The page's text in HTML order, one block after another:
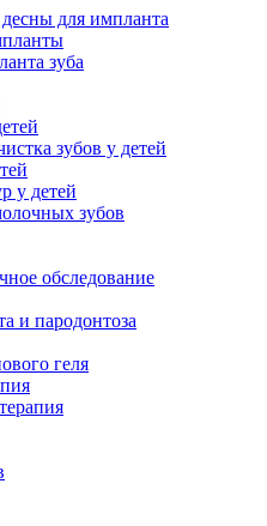
для импланта
зуба
зубов у детей
у детей
зубов
обследование
и пародонтоза
геля